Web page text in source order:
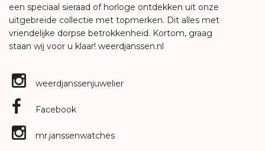
een speciaal sieraad of horloge ontdekken uit onze
uitgebreide collectie met topmerken. Dit alles met
vriendelijke dorpse betrokkenheid. Kortom, graag
staan wij voor u klaar! weerdjanssen.nl
weerdjanssenjuwelier
Facebook
mr.janssenwatches